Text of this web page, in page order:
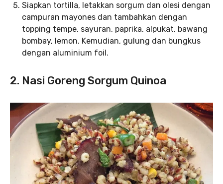
Siapkan tortilla, letakkan sorgum dan olesi dengan
campuran mayones dan tambahkan dengan
topping tempe, sayuran, paprika, alpukat, bawang
bombay, lemon. Kemudian, gulung dan bungkus
dengan aluminium foil.
2. Nasi Goreng Sorgum Quinoa